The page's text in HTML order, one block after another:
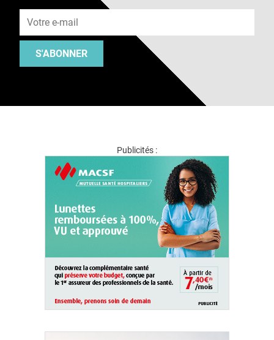
S'ABONNER
Publicités :